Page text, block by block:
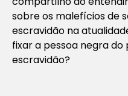
sobre os malefícios de
escravidão na
fixar a pessoa negra
escravidão?